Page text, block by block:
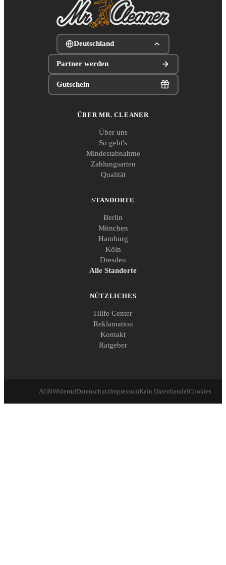
Deutschland
Partner werden
Gutschein
ÜBER MR. CLEANER
Über uns
So geht's
Mindestabnahme
Zahlungsarten
Qualität
STANDORTE
Berlin
München
Hamburg
Köln
Dresden
Alle Standorte
NÜTZLICHES
Hilfe Center
Reklamation
Kontakt
Ratgeber
AGBWiderrufDatenschutzImpressumKein DatenhandelCookies